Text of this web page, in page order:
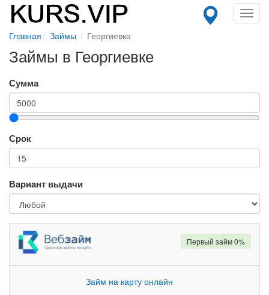
Главная Займы Георгиевка
Займы в Георгиевке
Сумма
Срок
Вариант выдачи
Займ на карту онлайн
Первый займ 0%